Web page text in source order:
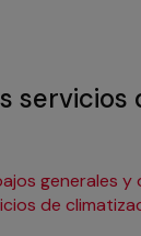
generales y
de